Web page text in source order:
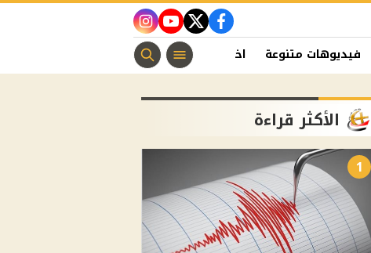
facebook
twitter
youtube
instagram
فيديوهات متنوعة اخبار الفن منوعات مسيحية
الأكثر قراءة
1